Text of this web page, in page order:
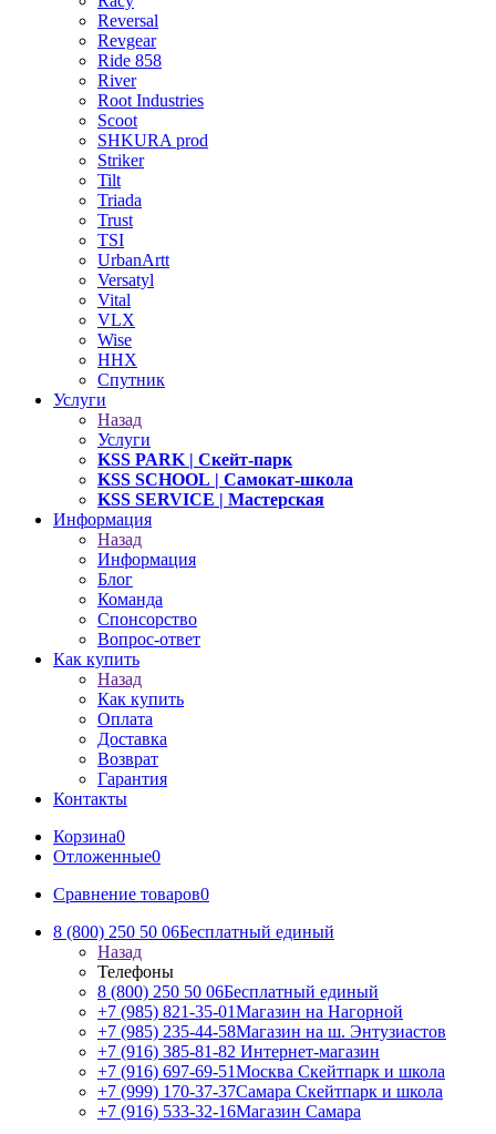
Reversal
Revgear
Ride 858
River
Root Industries
Scoot
SHKURA рrоd
Striker
Tilt
Triada
Trust
TSI
UrbanArtt
Versatyl
Vital
VLX
Wise
ННХ
Спутник
Услуги
Назад
Услуги
KSS PARK | Скейт-парк
KSS SCHOOL | Самокат-школа
KSS SERVICE | Мастерская
Информация
Назад
Информация
Блог
Команда
Спонсорство
Вопрос-ответ
Как купить
Назад
Как купить
Оплата
Доставка
Возврат
Гарантия
Контакты
Корзина0
Отложенные0
Сравнение товаров0
8 (800) 250 50 06Бесплатный единый
Назад
Телефоны
8 (800) 250 50 06Бесплатный единый
+7 (985) 821-35-01Магазин на Нагорной
+7 (985) 235-44-58Магазин на ш. Энтузиастов
+7 (916) 385-81-82 Интернет-магазин
+7 (916) 697-69-51Москва Скейтпарк и школа
+7 (999) 170-37-37Самара Скейтпарк и школа
+7 (916) 533-32-16Магазин Самара